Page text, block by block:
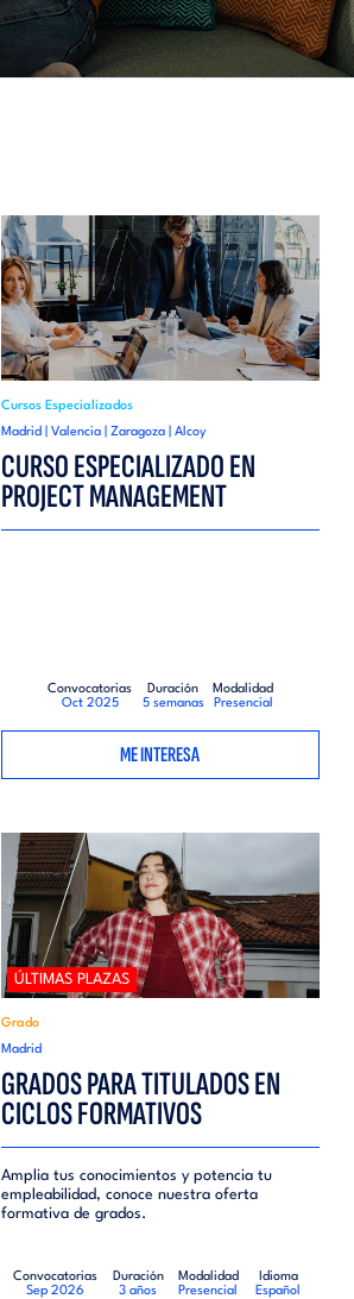
Cursos Especializados
Madrid | Valencia | Zaragoza | Alcoy
CURSO ESPECIALIZADO EN
PROJECT MANAGEMENT
Convocatorias
Oct 2025
Duración
5 semanas
Modalidad
Presencial
ME INTERESA
ÚLTIMAS PLAZAS
Grado
Madrid
GRADOS PARA TITULADOS EN
CICLOS FORMATIVOS
Amplia tus conocimientos y potencia tu
empleabilidad, conoce nuestra oferta
formativa de grados.
Convocatorias
Sep 2026
Duración
3 años
Modalidad
Presencial
Idioma
Español